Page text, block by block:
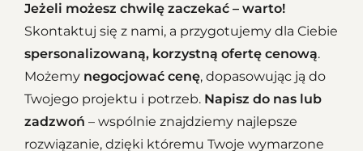
Jeżeli możesz chwilę zaczekać – warto!
Skontaktuj się z nami, a przygotujemy dla Ciebie
spersonalizowaną, korzystną ofertę cenową.
Możemy negocjować cenę, dopasowując ją do
Twojego projektu i potrzeb. Napisz do nas lub
zadzwoń – wspólnie znajdziemy najlepsze
rozwiązanie, dzięki któremu Twoje wymarzone